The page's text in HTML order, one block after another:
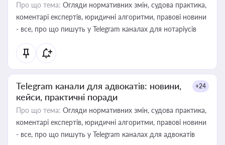
Про що тема: Огляди нормативних змін, судова практика,
коментарі експертів, юридичні алгоритми, правові новини
- все, про що пишуть у Telegram каналах для нотаріусів
Telegram канали для адвокатів: новини,
кейси, практичні поради
+24
Про що тема: Огляди нормативних змін, судова практика,
коментарі експертів, юридичні алгоритми, правові новини
- все, про що пишуть у Telegram каналах для адвокатів